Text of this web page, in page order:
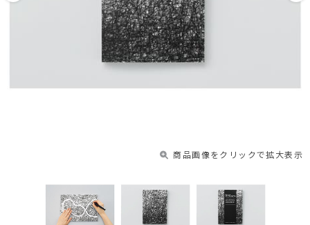
商品画像をクリックで拡大表示